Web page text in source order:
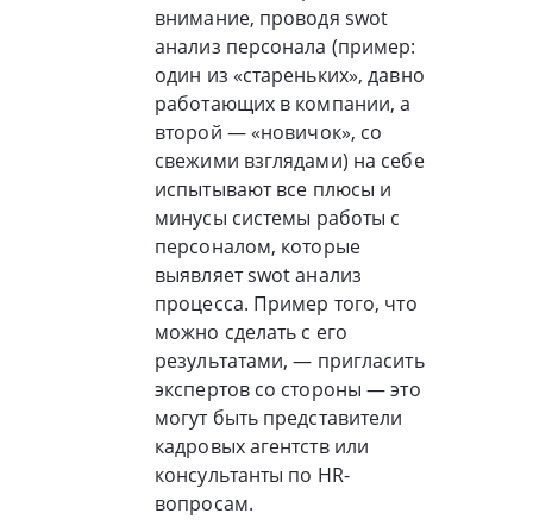
внимание, проводя swot
анализ персонала (пример:
один из «стареньких», давно
работающих в компании, а
второй — «новичок», со
свежими взглядами) на себе
испытывают все плюсы и
минусы системы работы с
персоналом, которые
выявляет swot анализ
процесса. Пример того, что
можно сделать с его
результатами, — пригласить
экспертов со стороны — это
могут быть представители
кадровых агентств или
консультанты по HR-
вопросам.